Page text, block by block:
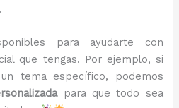
para ayudarte con
que tengas. Por ejemplo, si
tema específico, podemos
para que todo sea